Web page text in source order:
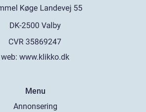
web: www.klikko.dk
Menu
Annonsering